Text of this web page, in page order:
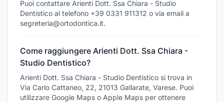
Puoi contattare Arienti Dott. Ssa Chiara - Studio
Dentistico al telefono +39 0331 911312 o via email a
segreteria@ortodontica.it.
Come raggiungere Arienti Dott. Ssa Chiara -
Studio Dentistico?
Arienti Dott. Ssa Chiara - Studio Dentistico si trova in
Via Carlo Cattaneo, 22, 21013 Gallarate, Varese. Puoi
utilizzare Google Maps o Apple Maps per ottenere